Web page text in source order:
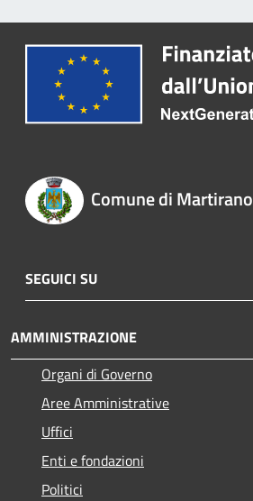
Comune di Martirano
SEGUICI SU
AMMINISTRAZIONE
Organi di Governo
Aree Amministrative
Uffici
Enti e fondazioni
Politici